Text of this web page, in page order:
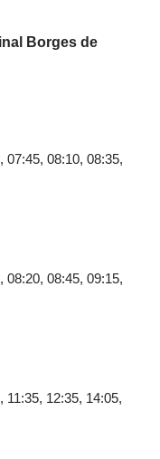
Borges de
07:45, 08:10, 08:35,
08:20, 08:45, 09:15,
11:35, 12:35, 14:05,